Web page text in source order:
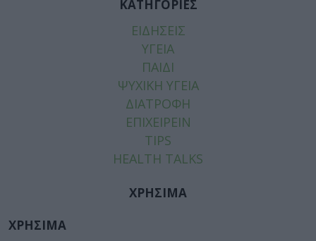
ΚΑΤΗΓΟΡΙΕΣ
ΕΙΔΗΣΕΙΣ
ΥΓΕΙΑ
ΠΑΙΔΙ
ΨΥΧΙΚΗ ΥΓΕΙΑ
ΔΙΑΤΡΟΦΗ
ΕΠΙΧΕΙΡΕΙΝ
TIPS
HEALTH TALKS
ΧΡΗΣΙΜΑ
ΧΡΗΣΙΜΑ